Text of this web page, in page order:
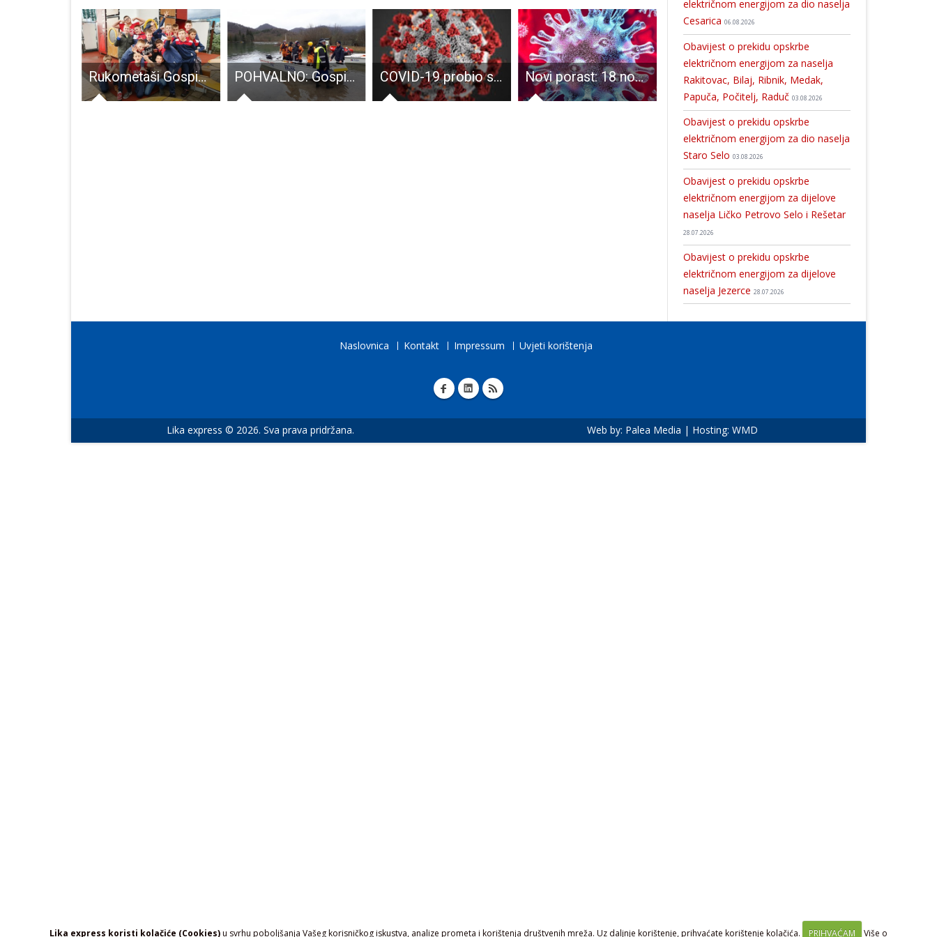
Lika express koristi kolačiće (Cookies)u svrhu poboljšanja Vašeg korisničkog iskustva, analize prometa i korištenja društvenih mreža. Uz daljnje korištenje, prihvaćate korištenje kolačića. PRIHVAĆAM Više o
Rukometaši Gospića 2008.godišta i dalje neporaženi, pobijedili su i do tada nepobjedive Pećine POHVALNO: Gospićki gorski spašavatelji- uvijek uz svoje stanovnike!!! COVID-19 probio se u Dom za starije u Udbini, 15 je novooboljelih Novi porast: 18 novooboljelih od COVID-19 Pronađena i oduzeta droga
električnom energijom za dio naselja
Cesarica 06.08.2026
Obavijest o prekidu opskrbe
električnom energijom za naselja
Rakitovac, Bilaj, Ribnik, Medak,
Papuča, Počitelj, Raduč 03.08.2026
Obavijest o prekidu opskrbe
električnom energijom za dio naselja
Staro Selo 03.08.2026
Obavijest o prekidu opskrbe
električnom energijom za dijelove
naselja Ličko Petrovo Selo i Rešetar
28.07.2026
Obavijest o prekidu opskrbe
električnom energijom za dijelove
naselja Jezerce 28.07.2026
Naslovnica Kontakt Impressum Uvjeti korištenja
Lika express © 2026. Sva prava pridržana. Web by: Palea Media | Hosting: WMD